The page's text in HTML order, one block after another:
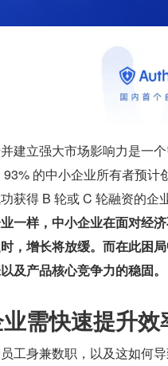
建立强大市场影响力是一
的中小企业所有者预
获得 B 轮或 C 轮融资的企
一样，中小企业在面对经
，增长将放缓。而在此困
及产品核心竞争力的稳固。
需快速提升效
工身兼数职，以及这如何